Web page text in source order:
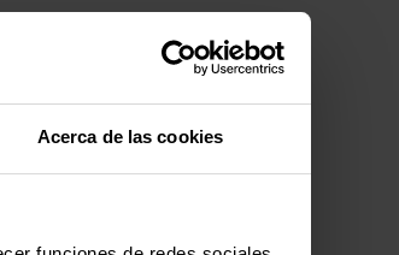
Acerca de las cookies